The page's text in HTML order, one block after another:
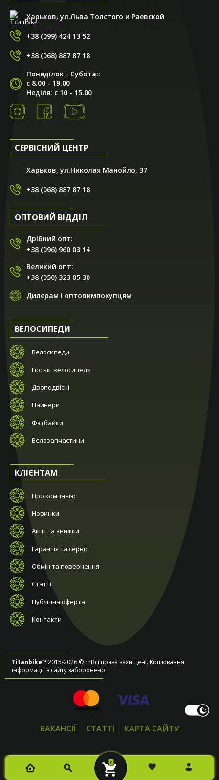
0
Харьков, ул.Льва Толстого и Раевской
+38 (099) 424 13 52
+38 (068) 887 87 18
Понеділок - Субота::
с 8.00 - 19.00
Неділя: с 10 - 15.00
СЕРВІСНИЙ ЦЕНТР
Харьков, ул.Николая Манойло, 37
+38 (068) 887 87 18
ОПТОВИЙ ВІДДІЛ
Дрібний опт:
+38 (096) 960 03 14
Великий опт:
+38 (050) 323 05 30
Дилерам і оптовимпокупцям
ВЕЛОСИПЕДИ
Велосипеди
Гірські велосипеди
Двоподвісні
Найнери
Фэтбайки
Велозапчастини
КЛІЄНТАМ
Про компанію
Новинки
Акції та знижки
Гарантія та сервіс
Обмін та повернення
Статті
Публічна оферта
Контакти
Titanbike™ 2015-2026 © rnВсі права захищені. Копіювання
інформаціїї з сайту заборонено
ВАКАНСІЇ СТАТТІ КАРТА САЙТУ